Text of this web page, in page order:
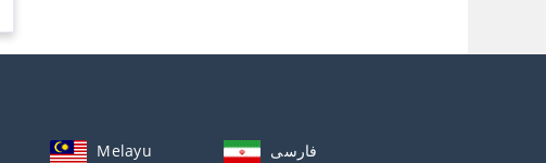
Melayu فارسی